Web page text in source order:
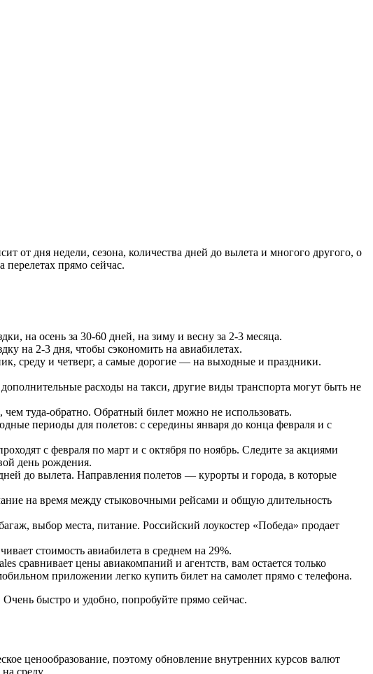
от дня недели, сезона, количества дней до вылета и многого другого, о
прямо сейчас.
на осень за 30-60 дней, на зиму и весну за 2-3 месяца.
на 2-3 дня, чтобы сэкономить на авиабилетах.
среду и четверг, а самые дорогие — на выходные и праздники.
расходы на такси, другие виды транспорта могут быть не
туда-обратно. Обратный билет можно не использовать.
периоды для полетов: с середины января до конца февраля и с
с февраля по март и с октября по ноябрь. Следите за акциями
день рождения.
до вылета. Направления полетов — курорты и города, в которые
на время между стыковочными рейсами и общую длительность
выбор места, питание. Российский лоукостер «Победа» продает
стоимость авиабилета в среднем на 29%.
сравнивает цены авиакомпаний и агентств, вам остается только
приложении легко купить билет на самолет прямо с телефона.
быстро и удобно, попробуйте прямо сейчас.
ценообразование, поэтому обновление внутренних курсов валют
среду.